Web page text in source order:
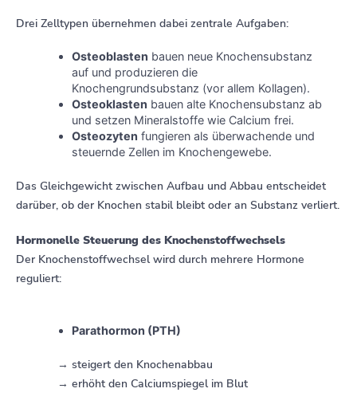
Drei Zelltypen übernehmen dabei zentrale Aufgaben:
Osteoblasten bauen neue Knochensubstanz
auf und produzieren die
Knochengrundsubstanz (vor allem Kollagen).
Osteoklasten bauen alte Knochensubstanz ab
und setzen Mineralstoffe wie Calcium frei.
Osteozyten fungieren als überwachende und
steuernde Zellen im Knochengewebe.
Das Gleichgewicht zwischen Aufbau und Abbau entscheidet
darüber, ob der Knochen stabil bleibt oder an Substanz verliert.
Hormonelle Steuerung des Knochenstoffwechsels
Der Knochenstoffwechsel wird durch mehrere Hormone
reguliert:
Parathormon (PTH)
→ steigert den Knochenabbau
→ erhöht den Calciumspiegel im Blut